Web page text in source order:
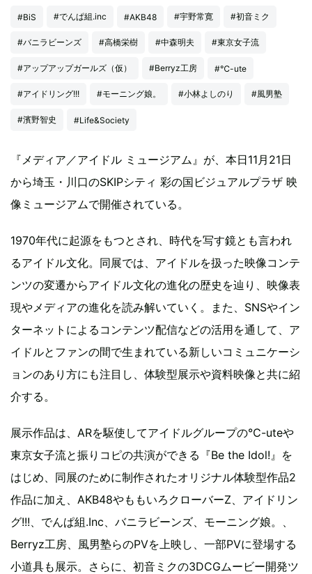
#BiS #でんぱ組.inc #AKB48 #宇野常寛 #初音ミク
#バニラビーンズ #高橋栄樹 #中森明夫 #東京女子流
#アップアップガールズ（仮） #Berryz工房 #℃-ute
#アイドリング!!! #モーニング娘。 #小林よしのり #風男塾
#濱野智史 #Life&Society
『メディア／アイドル ミュージアム』が、本日11月21日
から埼玉・川口のSKIPシティ 彩の国ビジュアルプラザ 映
像ミュージアムで開催されている。
1970年代に起源をもつとされ、時代を写す鏡とも言われ
るアイドル文化。同展では、アイドルを扱った映像コンテ
ンツの変遷からアイドル文化の進化の歴史を辿り、映像表
現やメディアの進化を読み解いていく。また、SNSやイン
ターネットによるコンテンツ配信などの活用を通して、ア
イドルとファンの間で生まれている新しいコミュニケーシ
ョンのあり方にも注目し、体験型展示や資料映像と共に紹
介する。
展示作品は、ARを駆使してアイドルグループの℃-uteや
東京女子流と振りコピの共演ができる『Be the Idol!』を
はじめ、同展のために制作されたオリジナル体験型作品2
作品に加え、AKB48やももいろクローバーZ、アイドリン
グ!!!、でんぱ組.Inc、バニラビーンズ、モーニング娘。、
Berryz工房、風男塾らのPVを上映し、一部PVに登場する
小道具も展示。さらに、初音ミクの3DCGムービー開発ツ